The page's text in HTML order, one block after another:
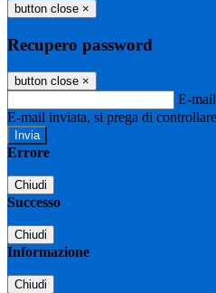
button close ×
Recupero password
button close ×
E-mail
E-mail inviata, si prega di
Errore
Chiudi
Successo
Chiudi
Informazione
Chiudi